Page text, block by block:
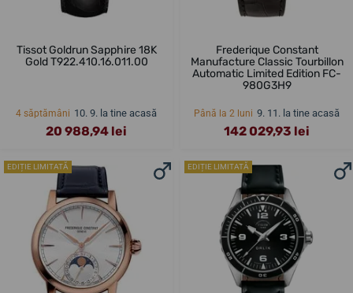
Tissot Goldrun Sapphire 18K
Gold T922.410.16.011.00
4 săptămâni 10. 9. la tine acasă
20 988,94 lei
Frederique Constant
Manufacture Classic Tourbillon
Automatic Limited Edition FC-
980G3H9
Până la 2 luni 9. 11. la tine acasă
142 029,93 lei
EDIȚIE LIMITATĂ EDIȚIE LIMITATĂ